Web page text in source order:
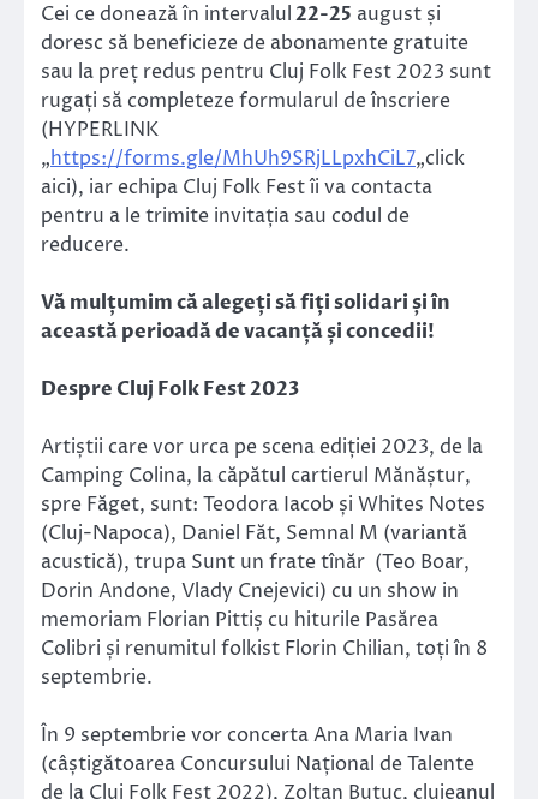
Cei ce donează în intervalul22-25 august și
doresc să beneficieze de abonamente gratuite
sau la preț redus pentru Cluj Folk Fest 2023 sunt
rugați să completeze formularul de înscriere
(HYPERLINK
„https://forms.gle/MhUh9SRjLLpxhCiL7„click
aici), iar echipa Cluj Folk Fest îi va contacta
pentru a le trimite invitația sau codul de
reducere.
Vă mulțumim că alegeți să fiți solidari și în
această perioadă de vacanță și concedii!
Despre Cluj Folk Fest 2023
Artiștii care vor urca pe scena ediției 2023, de la
Camping Colina, la căpătul cartierul Mănăștur,
spre Făget, sunt: Teodora Iacob și Whites Notes
(Cluj-Napoca), Daniel Făt, Semnal M (variantă
acustică), trupa Sunt un frate tînăr (Teo Boar,
Dorin Andone, Vlady Cnejevici) cu un show in
memoriam Florian Pittiș cu hiturile Pasărea
Colibri și renumitul folkist Florin Chilian, toți în 8
septembrie.
În 9 septembrie vor concerta Ana Maria Ivan
(câștigătoarea Concursului Național de Talente
de la Cluj Folk Fest 2022), Zoltan Butuc, clujeanul